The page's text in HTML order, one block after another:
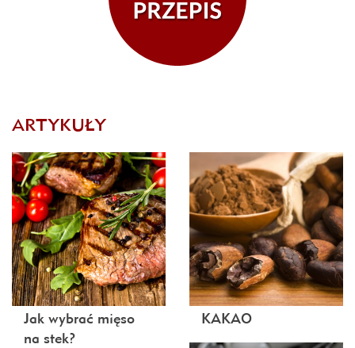
ARTYKUŁY
Jak wybrać mięso
na stek?
KAKAO